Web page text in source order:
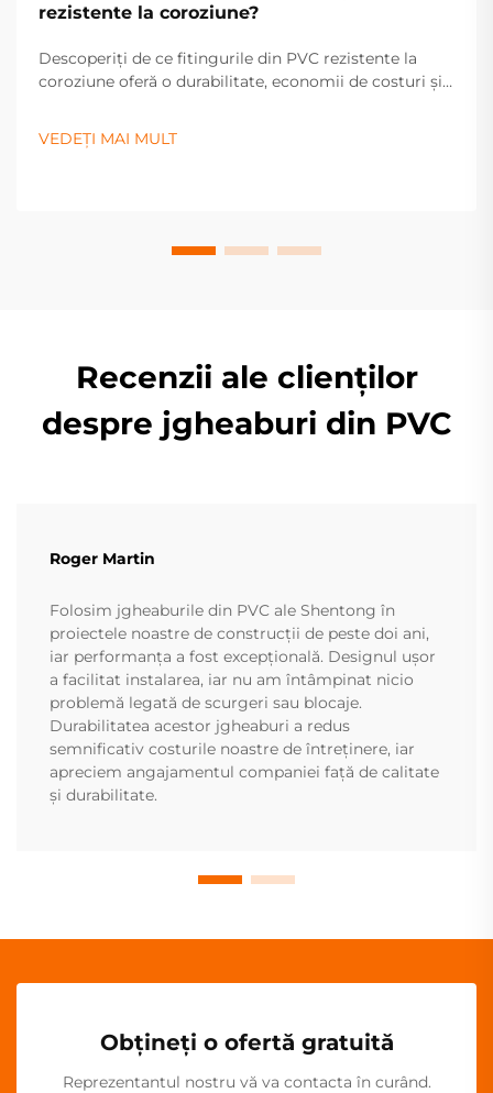
rezistente la coroziune?
Descoperiți de ce fitingurile din PVC rezistente la
coroziune oferă o durabilitate, economii de costuri și
VEDEȚI MAI MULT
Recenzii ale clienților
despre jgheaburi din PVC
Roger Martin
Folosim jgheaburile din PVC ale Shentong în
proiectele noastre de construcții de peste doi ani,
iar performanța a fost excepțională. Designul ușor
a facilitat instalarea, iar nu am întâmpinat nicio
problemă legată de scurgeri sau blocaje.
Durabilitatea acestor jgheaburi a redus
semnificativ costurile noastre de întreținere, iar
apreciem angajamentul companiei față de calitate
și durabilitate.
Obțineți o ofertă gratuită
Reprezentantul nostru vă va contacta în curând.